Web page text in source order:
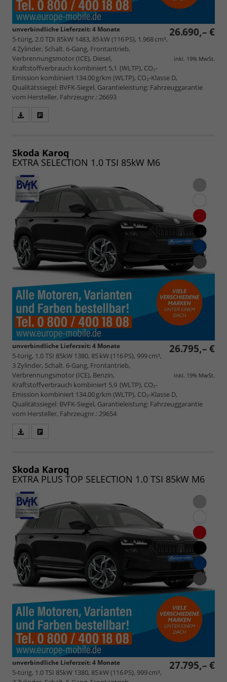
26.690,– €
inkl. 19% MwSt.
unverbindliche Lieferzeit:4 Monate
5-türig, 2.0 TDI 85kW 1483, 85 kW (116 PS), 1.968 cm³,
4 Zylinder, Schalt. 6-Gang, Frontantrieb,
Verbrennungsmotor (ICE), Diesel,
Kraftstoffverbrauch kombiniert 5,1 (WLTP), CO₂-
Emission kombiniert 134.00 g/km (WLTP), CO₂-Klasse D,
Qualitätssiegel: BVFK-Siegel, Garantieleistung: Fahrzeuggarantie
vom Hersteller, Fahrzeugnr.: 26693
speichern/drucken
Skoda Karoq
EXTRA SELECTION 1.0 TSI 85kW M6
26.795,– €
inkl. 19% MwSt.
unverbindliche Lieferzeit:4 Monate
5-türig, 1.0 TSI 85kW 1380, 85 kW (116 PS), 999 cm³,
3 Zylinder, Schalt. 6-Gang, Frontantrieb,
Verbrennungsmotor (ICE), Benzin,
Kraftstoffverbrauch kombiniert 5,9 (WLTP), CO₂-
Emission kombiniert 134.00 g/km (WLTP), CO₂-Klasse D,
Qualitätssiegel: BVFK-Siegel, Garantieleistung: Fahrzeuggarantie
vom Hersteller, Fahrzeugnr.: 29654
speichern/drucken
Skoda Karoq
EXTRA PLUS TOP SELECTION 1.0 TSI 85kW M6
27.795,– €
unverbindliche Lieferzeit:4 Monate
5-türig, 1.0 TSI 85kW 1380, 85 kW (116 PS), 999 cm³,